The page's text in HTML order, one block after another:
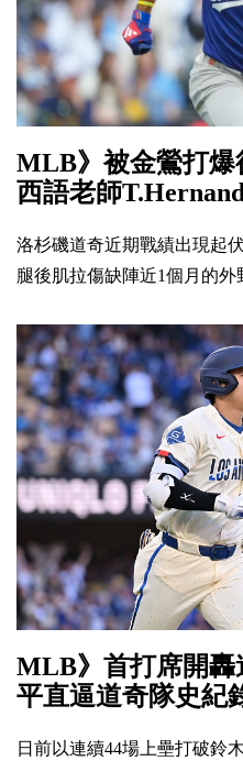
MLB》被金鶯打爆
西語老師
洛杉磯道奇近期戰績出現起
腿後肌拉傷缺陣近1個月的外
MLB》首打席開
平直逼道奇隊史紀
日前以連續44場上壘打破鈴